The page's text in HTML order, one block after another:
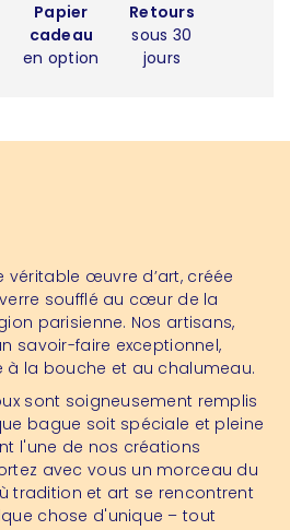
Papier
cadeau
en option
Retours
sous 30
jours
véritable œuvre d’art, créée
soufflé au cœur de la
parisienne. Nos artisans,
savoir-faire exceptionnel,
à la bouche et au chalumeau.
sont soigneusement remplis
bague soit spéciale et pleine
l'une de nos créations
avec vous un morceau du
tradition et art se rencontrent
chose d'unique – tout